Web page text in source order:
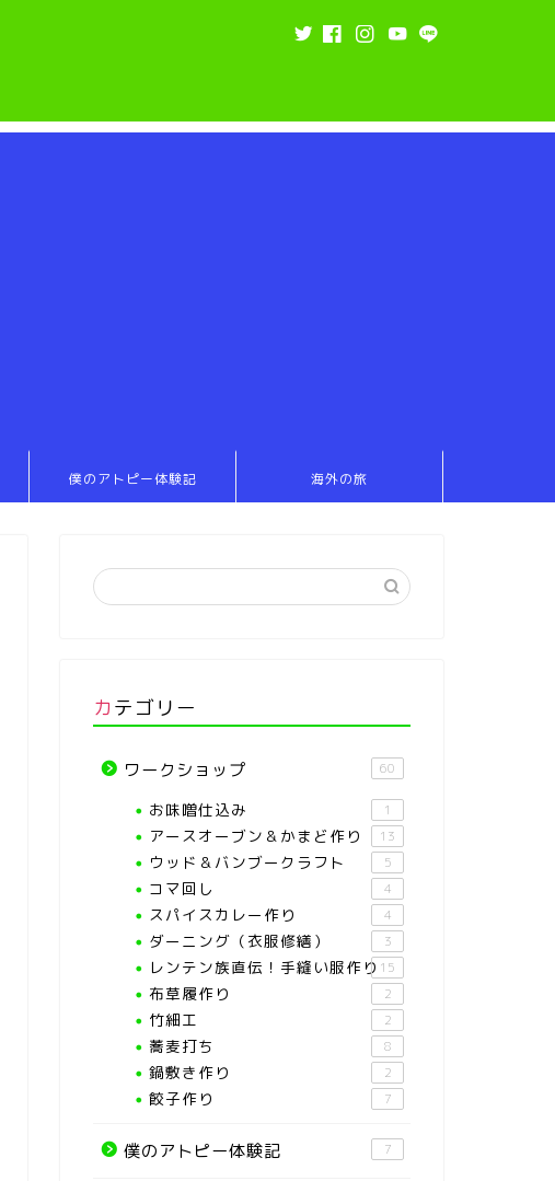
僕のアトピー体験記 海外の旅
カテゴリー
ワークショップ 60
お味噌仕込み 1
アースオーブン＆かまど作り 13
ウッド＆バンブークラフト 5
コマ回し 4
スパイスカレー作り 4
ダーニング（衣服修繕） 3
レンテン族直伝！手縫い服作り 15
布草履作り 2
竹細工 2
蕎麦打ち 8
鍋敷き作り 2
餃子作り 7
僕のアトピー体験記 7